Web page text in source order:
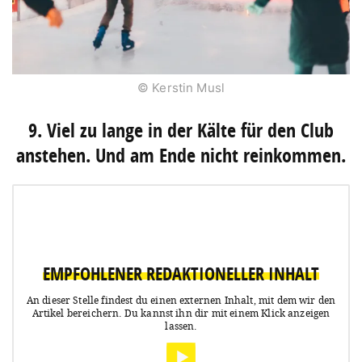
© Kerstin Musl
9. Viel zu lange in der Kälte für den Club
anstehen. Und am Ende nicht reinkommen.
EMPFOHLENER REDAKTIONELLER INHALT
An dieser Stelle findest du einen externen Inhalt, mit dem wir den
Artikel bereichern. Du kannst ihn dir mit einem Klick anzeigen
lassen.